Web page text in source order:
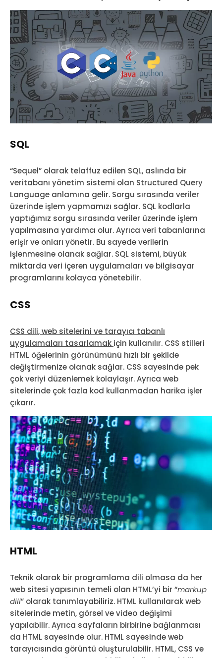
SQL
“Sequel” olarak telaffuz edilen SQL, aslında bir
veritabanı yönetim sistemi olan Structured Query
Language anlamına gelir. Sorgu sırasında veriler
üzerinde işlem yapmamızı sağlar. SQL kodlarla
yaptığımız sorgu sırasında veriler üzerinde işlem
yapılmasına yardımcı olur. Ayrıca veri tabanlarına
erişir ve onları yönetir. Bu sayede verilerin
işlenmesine olanak sağlar. SQL sistemi, büyük
miktarda veri içeren uygulamaları ve bilgisayar
programlarını kolayca yönetebilir.
CSS
CSS dili, web sitelerini ve tarayıcı tabanlı
uygulamaları tasarlamak için kullanılır. CSS stilleri
HTML öğelerinin görünümünü hızlı bir şekilde
değiştirmenize olanak sağlar. CSS sayesinde pek
çok veriyi düzenlemek kolaylaşır. Ayrıca web
sitelerinde çok fazla kod kullanmadan harika işler
çıkarır.
HTML
Teknik olarak bir programlama dili olmasa da her
web sitesi yapısının temeli olan HTML’yi bir “markup
dili” olarak tanımlayabiliriz. HTML kullanılarak web
sitelerinde metin, görsel ve video değişimi
yapılabilir. Ayrıca sayfaların birbirine bağlanması
da HTML sayesinde olur. HTML sayesinde web
tarayıcısında görüntü oluşturulabilir. HTML, CSS ve